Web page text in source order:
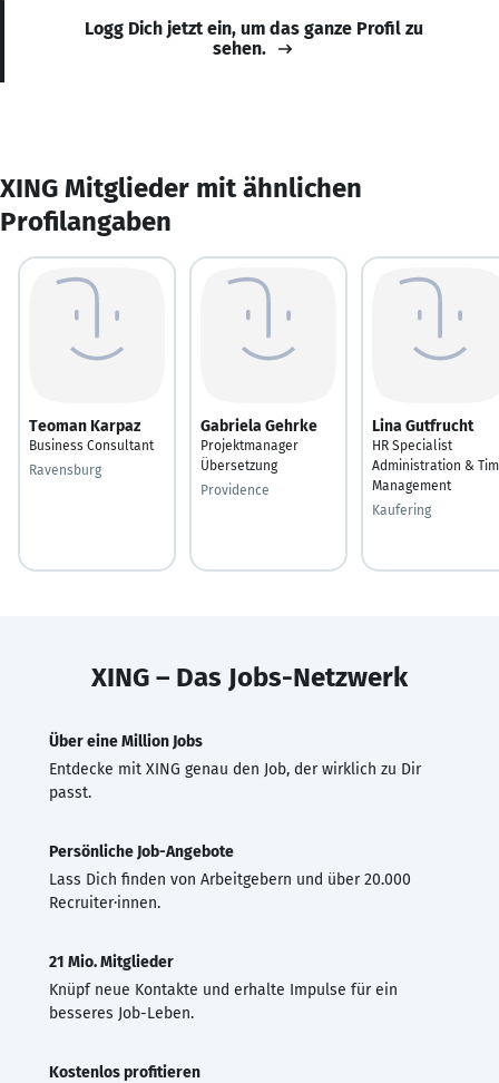
Logg Dich jetzt ein, um das ganze Profil zu
sehen.
XING Mitglieder mit ähnlichen
Profilangaben
Teoman Karpaz
Business Consultant
Ravensburg
Gabriela Gehrke
Projektmanager
Übersetzung
Providence
Lina Gutfrucht
HR Specialist
Administration &
Management
Kaufering
XING – Das Jobs-Netzwerk
Über eine Million Jobs
Entdecke mit XING genau den Job, der wirklich zu Dir
passt.
Persönliche Job-Angebote
Lass Dich finden von Arbeitgebern und über 20.000
Recruiter·innen.
21 Mio. Mitglieder
Knüpf neue Kontakte und erhalte Impulse für ein
besseres Job-Leben.
Kostenlos profitieren